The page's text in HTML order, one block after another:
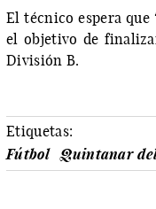
El técnico espera que
el objetivo de
División B.
Etiquetas:
Fútbol
Quintanar